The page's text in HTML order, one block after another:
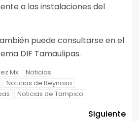
a las instalaciones del
puede consultarse en el
DIF Tamaulipas.
Mx
Noticias
Noticias de Reynosa
Noticias de Tampico
Siguiente